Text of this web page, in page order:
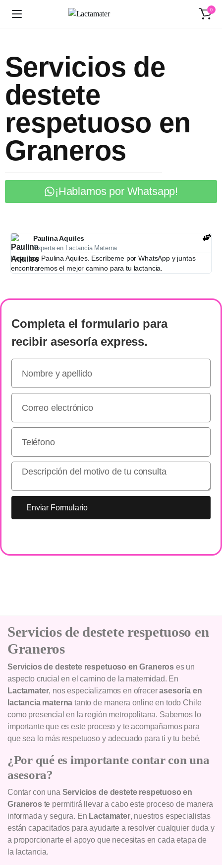
0
Servicios de
destete
respetuoso en
Graneros
¡Hablamos por Whatsapp!
Paulina Aquiles
Experta en Lactancia Materna
Hola, soy Paulina Aquiles. Escríbeme por WhatsApp y juntas
encontraremos el mejor camino para tu lactancia.
Completa el formulario para
recibir asesoría express.
Enviar Formulario
Servicios de destete respetuoso en
Graneros
Servicios de destete respetuoso en Graneros es un
aspecto crucial en el camino de la maternidad. En
Lactamater, nos especializamos en ofrecerasesoría en
lactancia materna tanto de manera online en todo Chile
como presencial en la región metropolitana. Sabemos lo
importante que es este proceso y te acompañamos para
que sea lo más respetuoso y adecuado para ti y tu bebé.
¿Por qué es importante contar con una
asesora?
Contar con una Servicios de destete respetuoso en
Graneroste permitirá llevar a cabo este proceso de manera
informada y segura. En Lactamater, nuestros especialistas
están capacitados para ayudarte a resolver cualquier duda y
a proporcionarte el apoyo que necesitas en cada etapa de
la lactancia.